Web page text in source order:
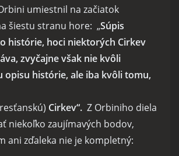
umiestnil na začiatok
šiestu stranu hore: „Súpis
histórie, hoci niektorých Cirkev
zvyčajne však nie kvôli
opisu histórie, ale iba kvôli tomu,
Cirkev“. Z Orbiniho diela
niekoľko zaujímavých bodov,
ani zďaleka nie je kompletný: